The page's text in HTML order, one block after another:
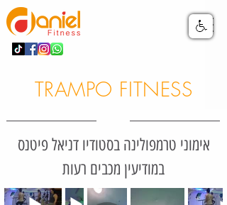
TRAMPO FITNESS
אימוני טרמפולינה בסטודיו דניאל פיטנס
במודיעין מכבים רעות